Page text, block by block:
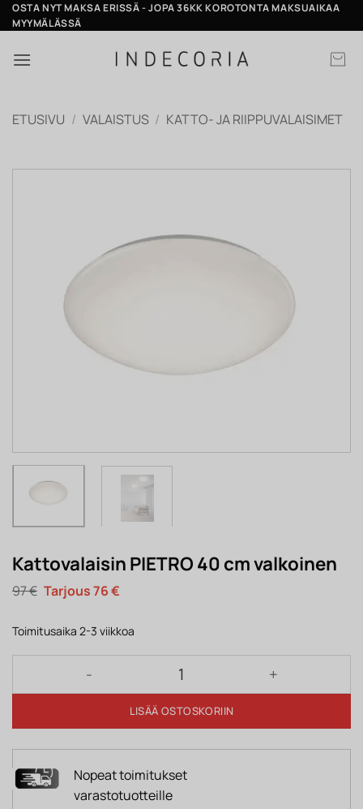
Skip
to
OSTA NYT MAKSA ERISSÄ - JOPA 36KK KOROTONTA MAKSUAIKAA
MYYMÄLÄSSÄ
ETUSIVU / VALAISTUS / KATTO- JA RIIPPUVALAISIMET
Kattovalaisin PIETRO 40 cm valkoinen
97€ Alkuperäinen
hinta
97 €.
76€Nykyinen
76 €.
Toimitusaika 2-3 viikkoa
Kattovalaisin PIETRO 40 cm valkoinen määrä
LISÄÄ OSTOSKORIIN
Nopeat toimitukset
varastotuotteille